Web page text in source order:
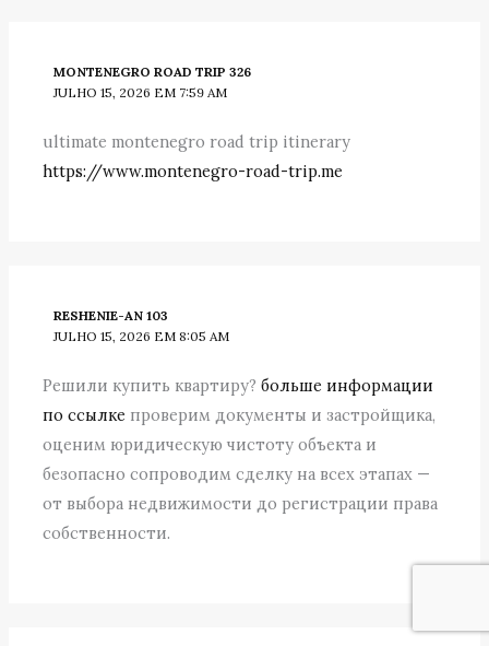
MONTENEGRO ROAD TRIP 326
JULHO 15, 2026 EM 7:59 AM
ultimate montenegro road trip itinerary
https://www.montenegro-road-trip.me
RESHENIE-AN 103
JULHO 15, 2026 EM 8:05 AM
Решили купить квартиру?больше информации
по ссылке проверим документы и застройщика,
оценим юридическую чистоту объекта и
безопасно сопроводим сделку на всех этапах —
от выбора недвижимости до регистрации права
собственности.